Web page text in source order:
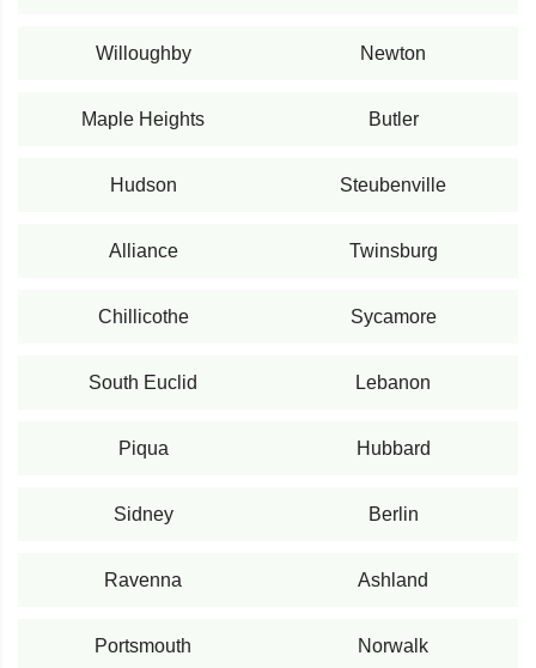
Willoughby Newton
Maple Heights Butler
Hudson Steubenville
Alliance Twinsburg
Chillicothe Sycamore
South Euclid Lebanon
Piqua Hubbard
Sidney Berlin
Ravenna Ashland
Portsmouth Norwalk